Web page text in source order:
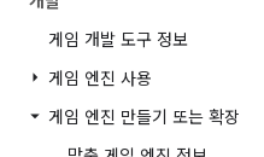
게임 개발 도구 정보
게임 엔진 사용
게임 엔진 만들기 또는 확장